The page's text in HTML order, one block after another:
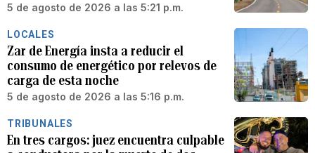
5 de agosto de 2026 a las 5:21 p.m.
LOCALES
Zar de Energía insta a reducir el
consumo de energético por relevos de
carga de esta noche
5 de agosto de 2026 a las 5:16 p.m.
TRIBUNALES
En tres cargos: juez encuentra culpable